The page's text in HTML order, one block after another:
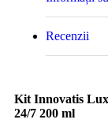
Recenzii
Kit Innovatis
24/7 200 ml